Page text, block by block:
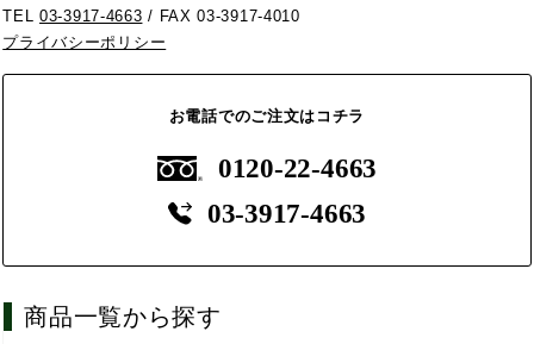
TEL03-3917-4663 / FAX 03-3917-4010
プライバシーポリシー
お電話でのご注文はコチラ
0120-22-4663
03-3917-4663
商品一覧から探す